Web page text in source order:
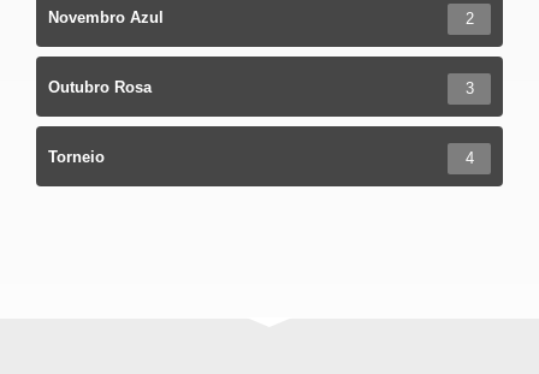
Novembro Azul 2
Outubro Rosa 3
Torneio 4